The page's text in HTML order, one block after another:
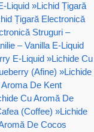
Liquid »Lichid Țigară
Țigară Electronică
Struguri –
– Vanilla E-Liquid
E-Liquid »Lichide Cu
(Afine) »Lichide
De Kent
Cu Aromă De
(Coffee) »Lichide
De Cocos